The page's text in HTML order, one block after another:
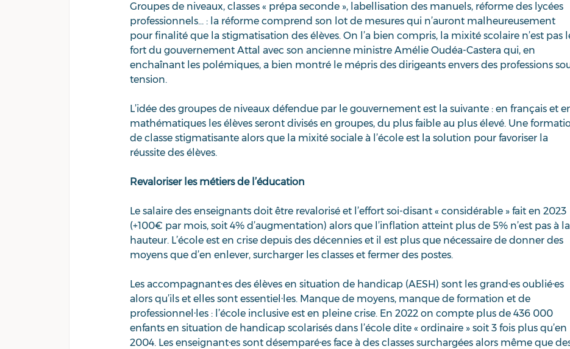
Groupes de niveaux, classes « prépa seconde », labellisation des manuels, réforme des lycées
professionnels… : la réforme comprend son lot de mesures qui n’auront malheureusement
pour finalité que la stigmatisation des élèves. On l’a bien compris, la mixité scolaire n’est pas
fort du gouvernement Attal avec son ancienne ministre Amélie Oudéa-Castera qui, en
enchaînant les polémiques, a bien montré le mépris des dirigeants envers des professions
tension.
L’idée des groupes de niveaux défendue par le gouvernement est la suivante : en français et
mathématiques les élèves seront divisés en groupes, du plus faible au plus élevé. Une
de classe stigmatisante alors que la mixité sociale à l’école est la solution pour favoriser la
réussite des élèves.
Revaloriser les métiers de l’éducation
Le salaire des enseignants doit être revalorisé et l’effort soi-disant « considérable » fait en 2023
(+100€ par mois, soit 4% d’augmentation) alors que l’inflation atteint plus de 5% n’est pas à la
hauteur. L’école est en crise depuis des décennies et il est plus que nécessaire de donner des
moyens que d’en enlever, surcharger les classes et fermer des postes.
Les accompagnant·es des élèves en situation de handicap (AESH) sont les grand·es oublié·es
alors qu’ils et elles sont essentiel·les. Manque de moyens, manque de formation et de
professionnel·les : l’école inclusive est en pleine crise. En 2022 on compte plus de 436 000
enfants en situation de handicap scolarisés dans l’école dite « ordinaire » soit 3 fois plus qu’en
2004. Les enseignant·es sont désemparé·es face à des classes surchargées alors même que